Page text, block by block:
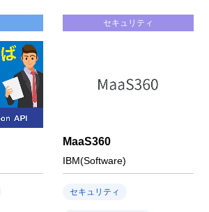
セキュリティ
MaaS360
IBM(Software)
セキュリティ